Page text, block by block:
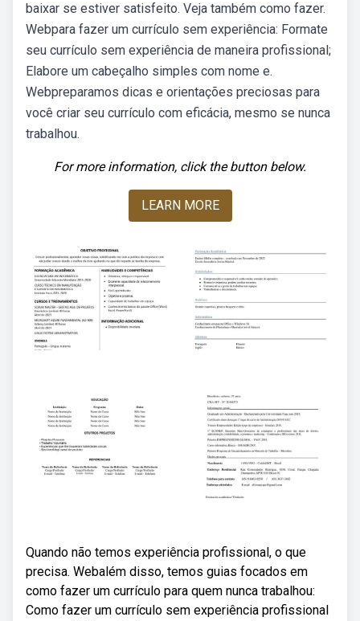
baixar se estiver satisfeito. Veja também como fazer.
Webpara fazer um currículo sem experiência: Formate
seu currículo sem experiência de maneira profissional;
Elabore um cabeçalho simples com nome e.
Webpreparamos dicas e orientações preciosas para
você criar seu currículo com eficácia, mesmo se nunca
trabalhou.
For more information, click the button below.
LEARN MORE
Quando não temos experiência profissional, o que
precisa. Webalém disso, temos guias focados em
como fazer um currículo para quem nunca trabalhou:
Como fazer um currículo sem experiência profissional